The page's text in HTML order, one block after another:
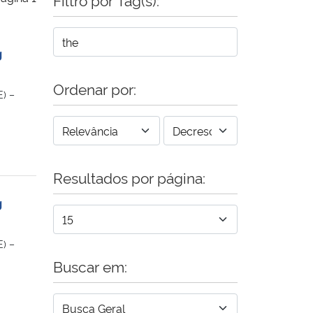
–
–
Ordenar por:
Resultados por página:
Buscar em: